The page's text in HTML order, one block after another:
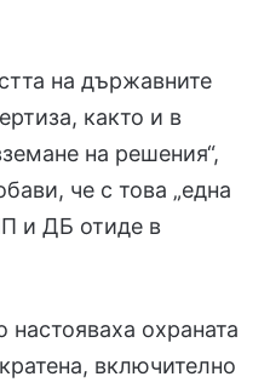
на държавните
както и в
на решения“,
че с това „една
и ДБ отиде в
охраната
включително